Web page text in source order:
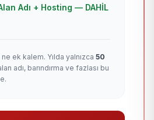
Adı + Hosting — DAHİL
ek kalem. Yılda yalnızca 50
adı, barındırma ve fazlası bu